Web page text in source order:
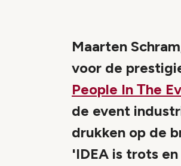
Maarten
voor de
People In Тhe
de event
drukken op de
'IDEA is trots